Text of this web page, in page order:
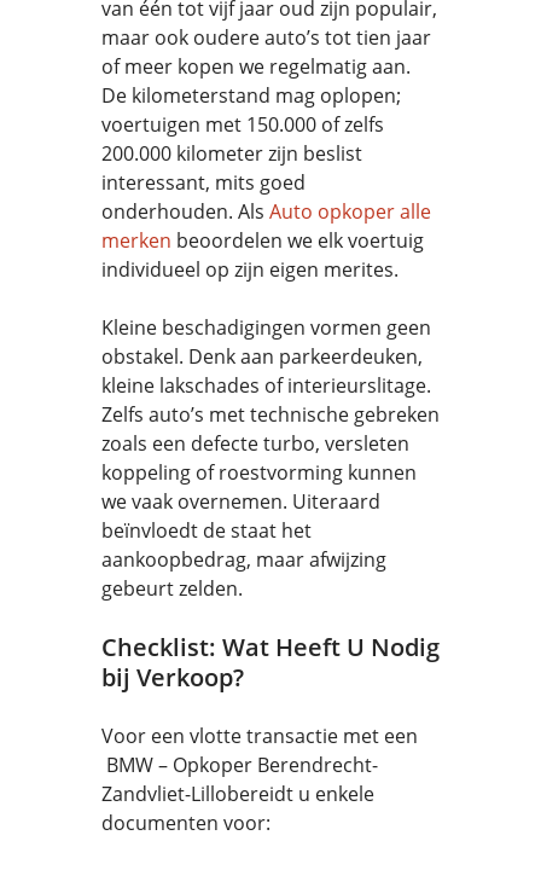
van één tot vijf jaar oud zijn populair,
maar ook oudere auto’s tot tien jaar
of meer kopen we regelmatig aan.
De kilometerstand mag oplopen;
voertuigen met 150.000 of zelfs
200.000 kilometer zijn beslist
interessant, mits goed
onderhouden. Als Auto opkoper alle
merken beoordelen we elk voertuig
individueel op zijn eigen merites.
Kleine beschadigingen vormen geen
obstakel. Denk aan parkeerdeuken,
kleine lakschades of interieurslitage.
Zelfs auto’s met technische gebreken
zoals een defecte turbo, versleten
koppeling of roestvorming kunnen
we vaak overnemen. Uiteraard
beïnvloedt de staat het
aankoopbedrag, maar afwijzing
gebeurt zelden.
Checklist: Wat Heeft U Nodig
bij Verkoop?
Voor een vlotte transactie met een
BMW – Opkoper Berendrecht-
Zandvliet-Lillobereidt u enkele
documenten voor: